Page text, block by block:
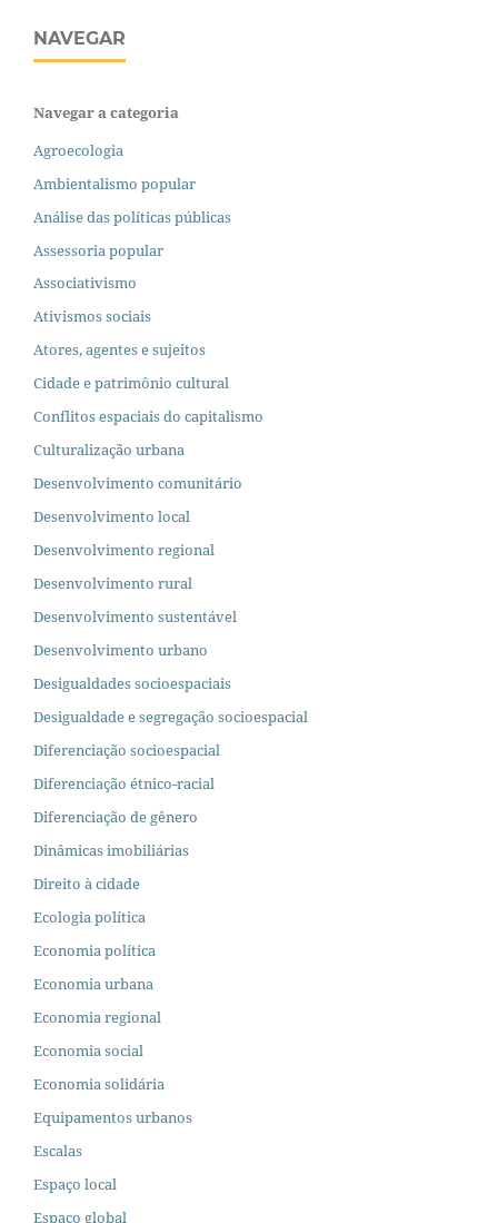
NAVEGAR
Navegar a categoria
Agroecologia
Ambientalismo popular
Análise das políticas públicas
Assessoria popular
Associativismo
Ativismos sociais
Atores, agentes e sujeitos
Cidade e patrimônio cultural
Conflitos espaciais do capitalismo
Culturalização urbana
Desenvolvimento comunitário
Desenvolvimento local
Desenvolvimento regional
Desenvolvimento rural
Desenvolvimento sustentável
Desenvolvimento urbano
Desigualdades socioespaciais
Desigualdade e segregação socioespacial
Diferenciação socioespacial
Diferenciação étnico-racial
Diferenciação de gênero
Dinâmicas imobiliárias
Direito à cidade
Ecologia política
Economia política
Economia urbana
Economia regional
Economia social
Economia solidária
Equipamentos urbanos
Escalas
Espaço local
Espaço global